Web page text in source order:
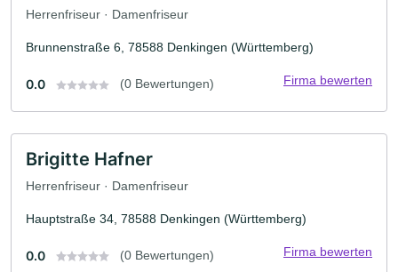
Herrenfriseur · Damenfriseur
Brunnenstraße 6, 78588 Denkingen (Württemberg)
0.0 (0 Bewertungen) Firma bewerten
Brigitte Hafner
Herrenfriseur · Damenfriseur
Hauptstraße 34, 78588 Denkingen (Württemberg)
0.0 (0 Bewertungen) Firma bewerten